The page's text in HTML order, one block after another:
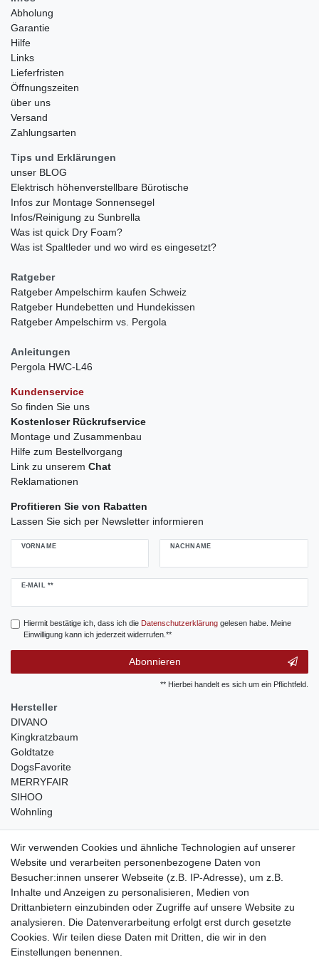
Abholung
Garantie
Hilfe
Links
Lieferfristen
Öffnungszeiten
über uns
Versand
Zahlungsarten
Tips und Erklärungen
unser BLOG
Elektrisch höhenverstellbare Bürotische
Infos zur Montage Sonnensegel
Infos/Reinigung zu Sunbrella
Was ist quick Dry Foam?
Was ist Spaltleder und wo wird es eingesetzt?
Ratgeber
Ratgeber Ampelschirm kaufen Schweiz
Ratgeber Hundebetten und Hundekissen
Ratgeber Ampelschirm vs. Pergola
Anleitungen
Pergola HWC-L46
Kundenservice
So finden Sie uns
Kostenloser Rückrufservice
Montage und Zusammenbau
Hilfe zum Bestellvorgang
Link zu unserem Chat
Reklamationen
Profitieren Sie von Rabatten
Lassen Sie sich per Newsletter informieren
VORNAME NACHNAME
E-MAIL **
Newsletter
Hiermit bestätige ich, dass ich die Daten­schutz­erklärunggelesen habe. Meine
Einwilligung kann ich jederzeit widerrufen.**
Abonnieren
** Hierbei handelt es sich um ein Pflichtfeld.
Hersteller
DIVANO
Kingkratzbaum
Goldtatze
DogsFavorite
MERRYFAIR
SIHOO
Wohnling
weitere Shops
traumlampen- Lampen und Kronleuchter
kinderwagencenter- Exklusive und günstige Kinderwagen
gastrogeraete24- alles für Gastronomie und Imbiss
soziale Medien
Facebook
Wir verwenden Cookies und ähnliche Technologien auf unserer
Website und verarbeiten personenbezogene Daten von
Besucher:innen unserer Webseite (z.B. IP-Adresse), um z.B.
Inhalte und Anzeigen zu personalisieren, Medien von
Drittanbietern einzubinden oder Zugriffe auf unsere Website zu
analysieren. Die Datenverarbeitung erfolgt erst durch gesetzte
Cookies. Wir teilen diese Daten mit Dritten, die wir in den
Einstellungen benennen.